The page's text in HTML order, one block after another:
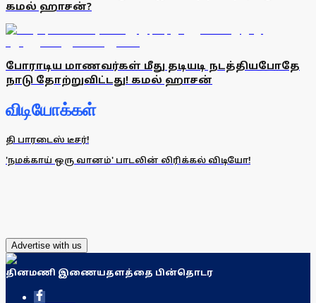
கமல் ஹாசன்?
போராடிய மாணவர்கள் மீது தடியடி நடத்தியபோதே
நாடு தோற்றுவிட்டது! கமல் ஹாசன்
விடியோக்கள்
தி பாரடைஸ் டீசர்!
'நமக்காய் ஒரு வானம்' பாடலின் லிரிக்கல் விடியோ!
Advertise with us
தினமணி இணையதளத்தை பின்தொடர